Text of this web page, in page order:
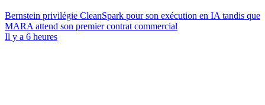
Bernstein privilégie CleanSpark pour son exécution en IA tandis que
MARA attend son premier contrat commercial
Il y a 6 heures